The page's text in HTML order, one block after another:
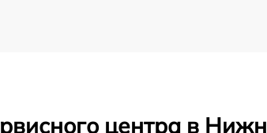
центра в